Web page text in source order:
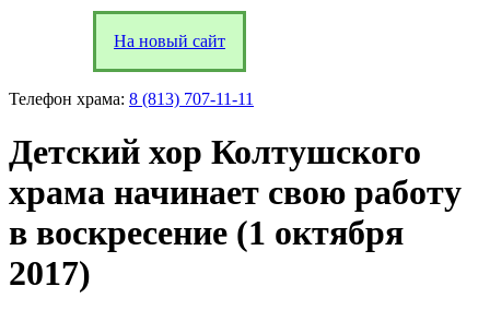
На новый сайт
Телефон храма: 8 (813) 707-11-11
Детский хор Колтушского
храма начинает свою работу
в воскресение (1 октября
2017)